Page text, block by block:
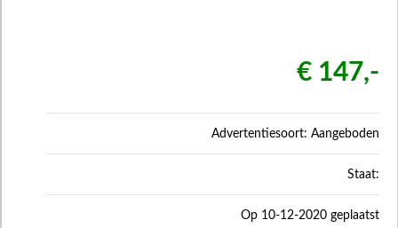
€ 147,-
Advertentiesoort: Aangeboden
Staat:
Op 10-12-2020 geplaatst